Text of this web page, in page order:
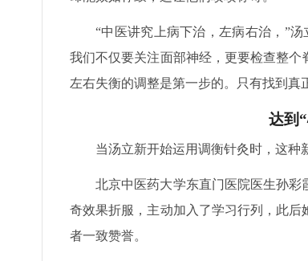
“中医讲究上病下治，左病右治，”
我们不仅要关注面部神经，更要检查整个
左右失衡的调整是第一步的。只有找到
达到
当汤立新开始运用调衡针灸时，这种
北京中医药大学东直门医院医生孙
奇效果折服，主动加入了学习行列，此
者一致赞誉。